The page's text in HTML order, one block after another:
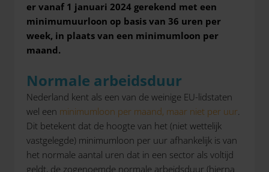
er vanaf 1 januari 2024 gerekend met een
minimumuurloon op basis van 36 uren per
week, in plaats van een minimumloon per
maand.
Normale arbeidsduur
Nederland kent als een van de weinige EU-lidstaten
wel een minimumloon per maand, maar niet per uur
Dit betekent dat de hoogte van het (niet wettelijk
vastgelegde) minimumloon per uur afhankelijk is van
het normale aantal uren dat in een sector als voltijd
geldt, de zogenoemde normale arbeidsduur (hierna